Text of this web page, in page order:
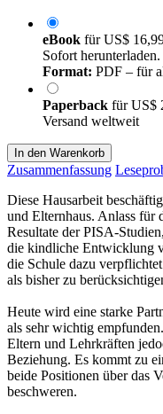
eBook fürUS$
Sofort
Format: PDF – für
Paperback fürUS$
Versand weltweit
In den Warenkorb
Zusammenfassung
Diese Hausarbeit
und Elternhaus. Anlass für
Resultate der PISA-
die kindliche Entwicklung
die Schule dazu
als bisher zu
Heute wird eine starke
als sehr wichtig
Eltern und Lehrkräften
Beziehung. Es kommt zu
beide Positionen über das
beschweren.